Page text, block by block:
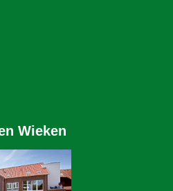
Wieken